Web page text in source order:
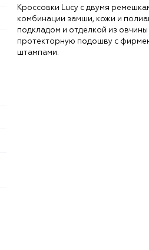
Кроссовки Lucy с двумя
комбинации замши, кожи и
подкладом и отделкой из
протекторную подошву с
штампами.